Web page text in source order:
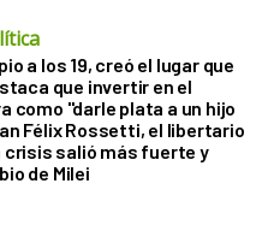
a los 19, creó el lugar que
que invertir en el
como "darle plata a un hijo
Félix Rossetti, el libertario
crisis salió más fuerte y
de Milei